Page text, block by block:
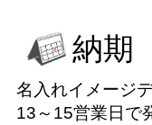
納期
名入れイメージ
13～15営業日で